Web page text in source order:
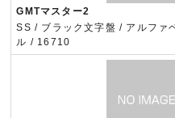
GMTマスター2
SS / ブラック文字盤 / アルファ
ル / 16710